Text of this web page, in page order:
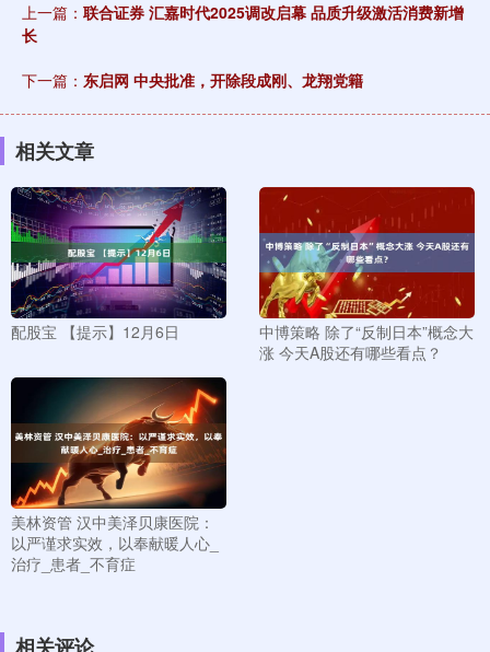
上一篇： 联合证券 汇嘉时代2025调改启幕 品质升级激活消费新增
长
下一篇： 东启网 中央批准，开除段成刚、龙翔党籍
相关文章
配股宝 【提示】12月6日
中博策略 除了“反制日本”概念大
涨 今天A股还有哪些看点？
美林资管 汉中美泽贝康医院：
以严谨求实效，以奉献暖人心_
治疗_患者_不育症